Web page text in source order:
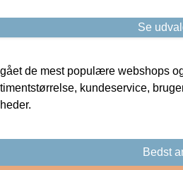
Se
de mest populære webshops
kundeservice,
Bedst